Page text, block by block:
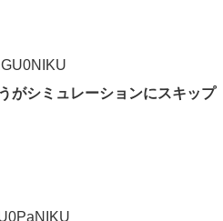
がシミュレーションにスキップ